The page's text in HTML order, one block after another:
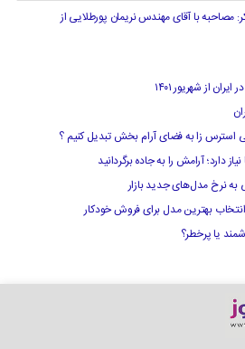
مصاحبه با آقای مهندس نریمان پورطلایی از
از شهریور ۱۴۰۱
استرس زا به فضای آرام بخش تبدیل کنیم ؟
دارد؛ آرامش را به جاده برگردانید
به نرخ مدل‌های جدید بازار
بهترین مدل برای فروش خودکار
یا پرخطر؟